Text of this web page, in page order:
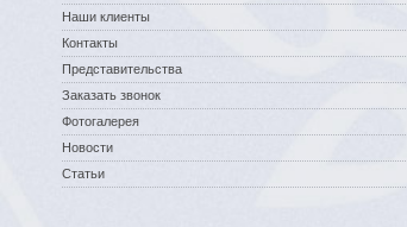
Наши клиенты
Контакты
Представительства
Заказать звонок
Фотогалерея
Новости
Статьи